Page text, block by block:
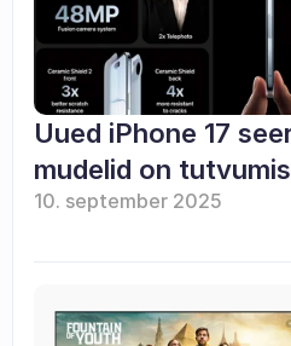
Uued iPhone 17
mudelid on
10. september 2025